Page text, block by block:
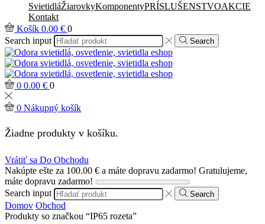
SvietidláŽiarovkyKomponentyPRÍSLUŠENSTVOAKCIE
Kontakt
Košík 0.00 € 0
Search input
Search
0 0.00 € 0
0 Nákupný košík
Žiadne produkty v košíku.
Vrátiť sa Do Obchodu
Nakúpte ešte za 100.00 € a máte dopravu zadarmo! Gratulujeme,
máte dopravu zadarmo!
Search input
Search
Domov Obchod
Produkty so značkou “IP65 rozeta”